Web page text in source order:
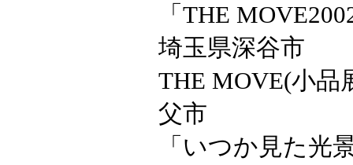
「THE
埼玉県深谷市
THE MOVE(小品
父市
「いつか見た光